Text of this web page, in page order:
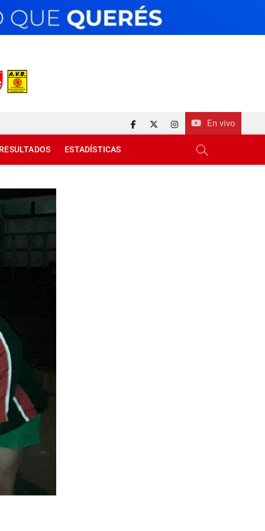
En vivo
facebook
twitterinstagram
ESTADÍSTICAS